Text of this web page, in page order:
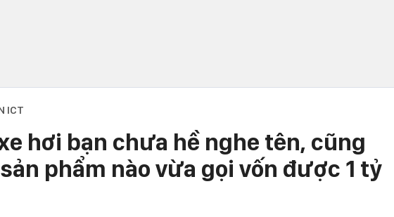
ICT
hơi bạn chưa hề nghe tên, cũng
phẩm nào vừa gọi vốn được 1 tỷ